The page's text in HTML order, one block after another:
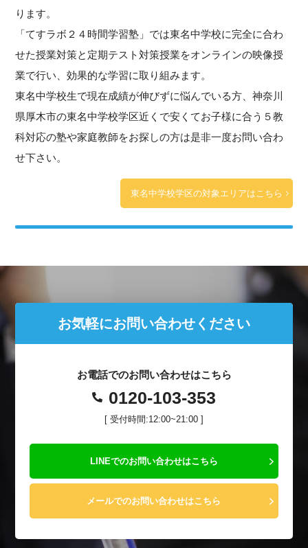
ります。
「てすラボ２４時間学習塾」では東名中学校に完全に合わ
せた授業対策と定期テスト対策授業をオンラインの映像授
業で行い、効果的な学習に取り組みます。
東名中学校生で現在成績が伸びずに悩んでいる方、神奈川
県厚木市の東名中学校学区近くで安くてお子様に合う５教
科対応の塾や家庭教師をお探しの方は是非一度お問い合わ
せ下さい。
東名中学校学区の対象エリアはこちら
お気軽にお問い合わせください
お電話でのお問い合わせはこちら
0120-103-353
[ 受付時間:12:00~21:00 ]
LINEでのお問い合わせはこちら
メールでのお問い合わせはこちら